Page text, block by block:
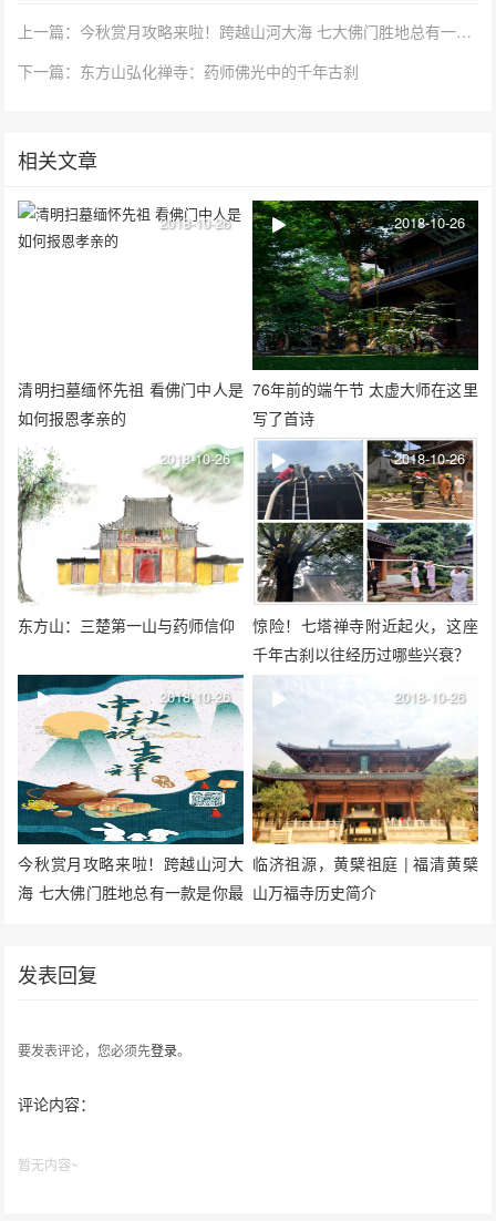
上一篇：今秋赏月攻略来啦！跨越山河大海 七大佛门胜地总有一款是你最爱
下一篇：东方山弘化禅寺：药师佛光中的千年古刹
相关文章
清明扫墓缅怀先祖 看佛门中人是
如何报恩孝亲的
2018-10-26
76年前的端午节 太虚大师在这里
写了首诗
2018-10-26
东方山：三楚第一山与药师信仰
2018-10-26
惊险！七塔禅寺附近起火，这座
千年古刹以往经历过哪些兴衰？
2018-10-26
今秋赏月攻略来啦！跨越山河大
海 七大佛门胜地总有一款是你最
2018-10-26
临济祖源，黄檗祖庭 | 福清黄檗
山万福寺历史简介
2018-10-26
发表回复
要发表评论，您必须先登录。
评论内容：
暂无内容~